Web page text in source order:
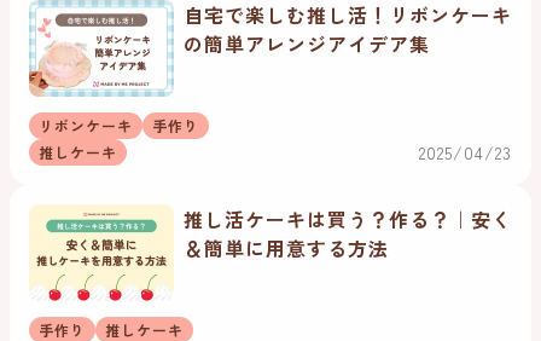
自宅で楽しむ推し活！リボンケーキ
の簡単アレンジアイデア集
リボンケーキ
手作り
推しケーキ
2025/04/23
推し活ケーキは買う？作る？｜安く
＆簡単に用意する方法
手作り
推しケーキ